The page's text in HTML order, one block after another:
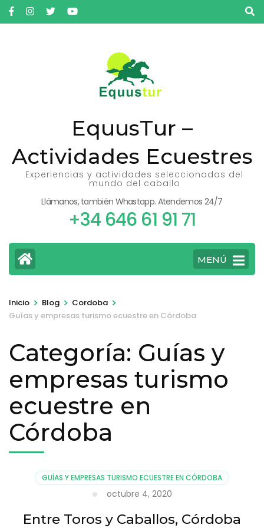
Saltar
al
EquusTur –
Actividades Ecuestres
Experiencias y actividades seleccionadas del
mundo del caballo
Llámanos, también Whastapp. Atendemos 24/7
+34 646 61 91 71
MENÚ
Inicio > Blog > Cordoba >
Guías y empresas turismo ecuestre en Córdoba
Categoría: Guías y
empresas turismo
ecuestre en
Córdoba
GUÍAS Y EMPRESAS TURISMO ECUESTRE EN CÓRDOBA
octubre 4, 2020
Entre Toros y Caballos, Córdoba